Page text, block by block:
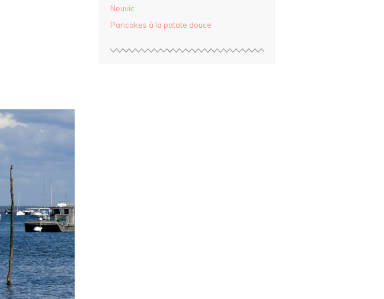
Neuvic
Pancakes à la patate douce